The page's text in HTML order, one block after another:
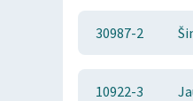
30987-2
10922-3